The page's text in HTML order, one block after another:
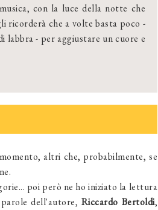
con la luce della notte che
ricorderà che a volte basta poco -
labbra - per aggiustare un cuore e
altri che, probabilmente, se
poi però ne ho iniziato la lettura
dell'autore, Riccardo Bertoldi,